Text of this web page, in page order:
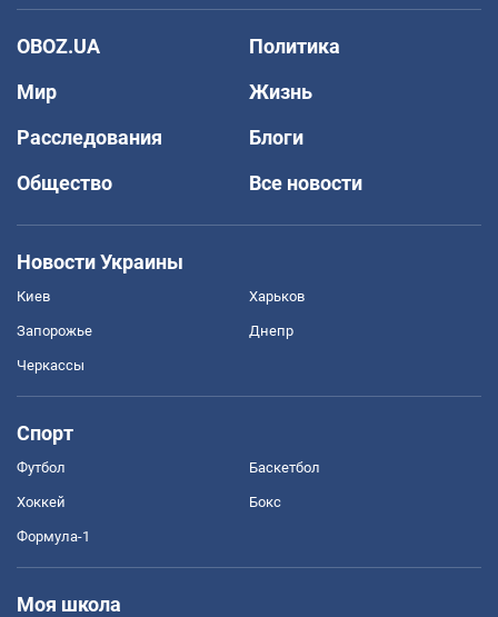
OBOZ.UA
Политика
Мир
Жизнь
Расследования
Блоги
Общество
Все новости
Новости Украины
Киев Харьков
Запорожье Днепр
Черкассы
Спорт
Футбол Баскетбол
Хоккей Бокс
Формула-1
Моя школа